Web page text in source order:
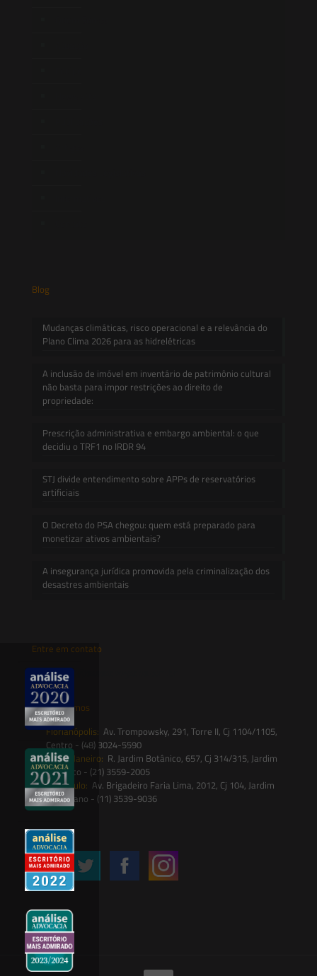
Blog
Mudanças climáticas, risco operacional e a relevância do
Plano Clima 2026 para as hidrelétricas
A inclusão de imóvel em inventário de patrimônio cultural
não basta para impor restrições ao direito de
propriedade:
Prescrição administrativa e embargo ambiental: o que
decidiu o TRF1 no IRDR 94
STJ divide entendimento sobre APPs de reservatórios
artificiais
O Decreto do PSA chegou: quem está preparado para
monetizar ativos ambientais?
A insegurança jurídica promovida pela criminalização dos
desastres ambientais
Entre em contato
contato@saesadvogados.com.br
Onde estamos
Florianópolis: Av. Trompowsky, 291, Torre II, Cj 1104/1105,
Centro - (48) 3024-5590
Rio de Janeiro: R. Jardim Botânico, 657, Cj 314/315, Jardim
Botânico - (21) 3559-2005
São Paulo: Av. Brigadeiro Faria Lima, 2012, Cj 104, Jardim
Paulistano - (11) 3539-9036
Siga-nos